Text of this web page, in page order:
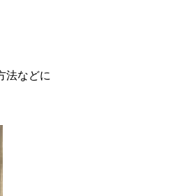
法などに